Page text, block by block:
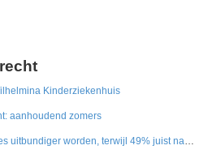
Kinderziekenhuis
aanhoudend zomers
Nederlanders zien vakanties uitbundiger worden, terwijl 49% juist naar eenvoud verlangt